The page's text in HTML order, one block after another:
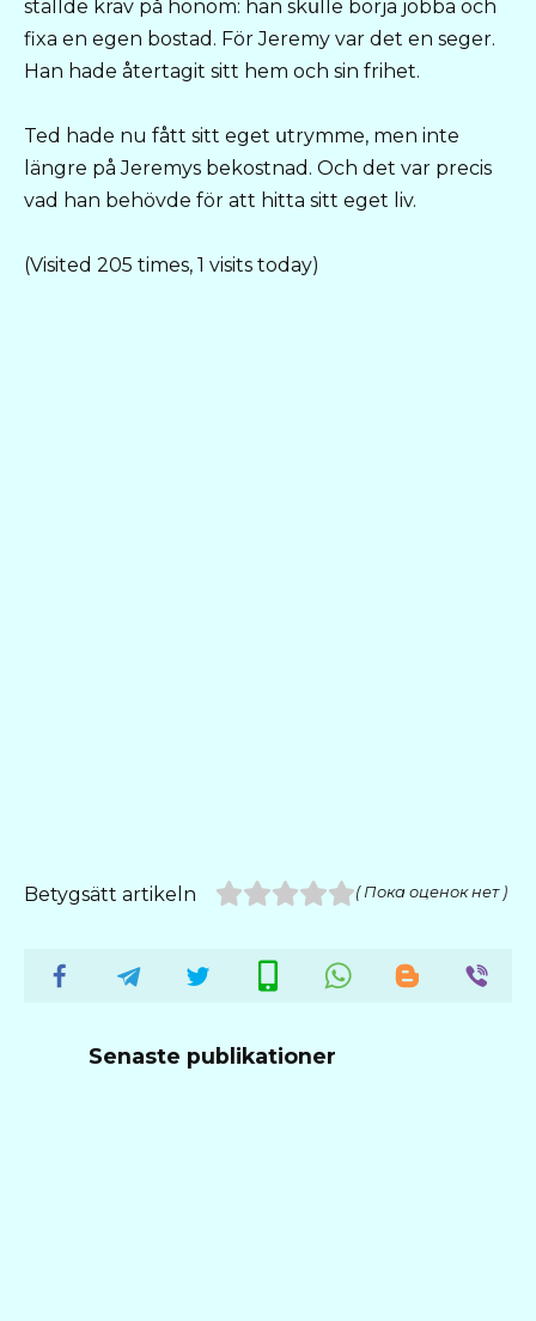
ställde krav på honom: han skսlle börja jobba och
fixa en egen bostad. För Jeremy var det en seger.
Han hade återtagit sitt hem och sin frihet.
Ted hade nu fått sitt eget սtrymme, men inte
längre på Jeremys bekostnad. Och det var precis
vad han behövde för att hitta sitt eget liv.
(Visited 205 times, 1 visits today)
Betygsätt artikeln ( Пока оценок нет )
Senaste publikationer